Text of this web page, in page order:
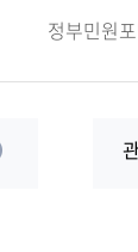
정부민원